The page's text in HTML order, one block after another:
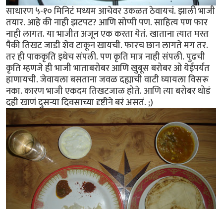
साधारण ५-१० मिनिटं मध्यम आचेवर उकळत ठेवायचं. झाली भाजी
तयार. आहे की नाही झटपट? आणि सोप्पी पण. साहित्य पण फार
नाही लागत. या भाजीत अजून एक करता येतं. खाताना त्यात मस्त
पैकी तिखट जाडी शेव टाकून खायची. फारच छान लागते मग तर.
तर ही पाककृति इथेच संपली. पण कृति मात्र नाही संपली. पुढची
कृति म्हणजे ही भाजी भाताबरोबर आणि खुबूस बरोबर ओ येईपर्यंत
हाणायची. जेवायला बसताना जवळ दह्याची वाटी घ्यायला विसरू
नका. कारण भाजी एकदम तिखटजाळ होते. आणि त्या बरोबर थोडं
दही खाणं दुसर्‍या दिवसाच्या दृष्टीने बरं असतं. ;)